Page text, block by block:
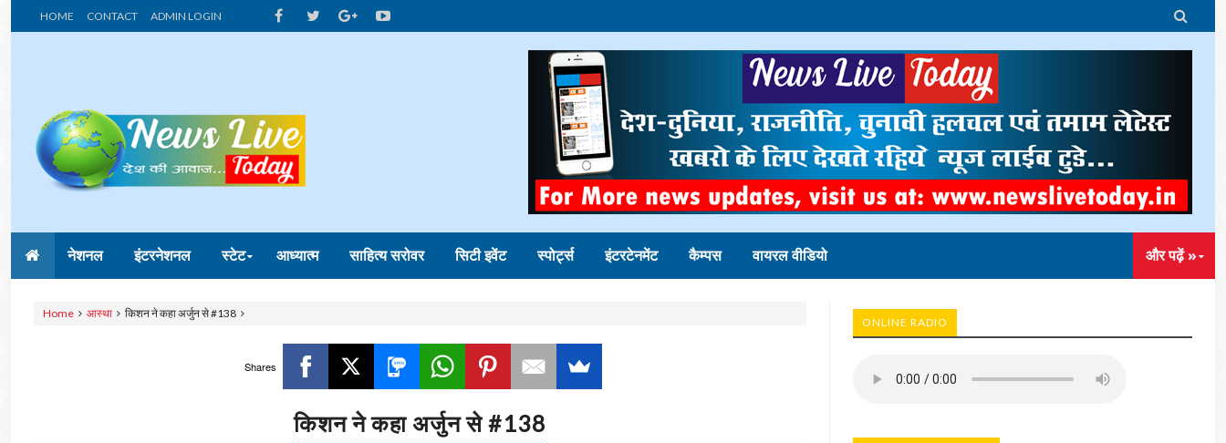
HOME CONTACT ADMIN LOGIN 
नेशनल इंटरनेशनल स्टेट आध्यात्म साहित्य सरोवर सिटी इवेंट स्पोर्ट्स इंटरटेनमेंट कैम्पस वायरल वीडियो और पढ़ें »
Home आस्था किशन ने कहा अर्जुन से #138
Shares
किशन ने कहा अर्जुन से #138
ONLINE RADIO